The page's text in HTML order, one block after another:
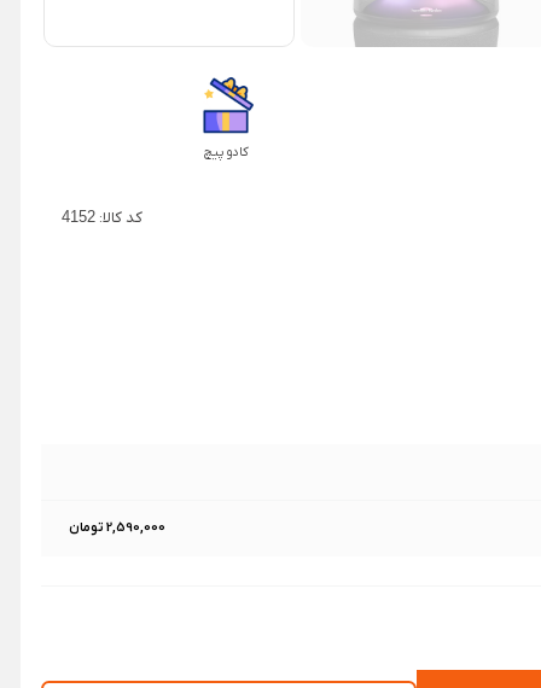
فن خنک کننده گوشی شیائومی مدل Ice
کادو پیچ
کد کالا:4152
2,590,000 تومان